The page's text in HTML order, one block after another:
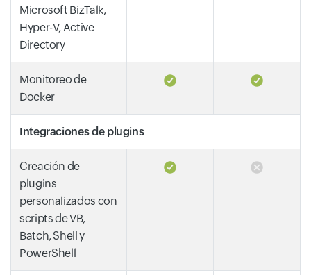
Microsoft BizTalk,
Hyper-V, Active
Directory
Monitoreo de
Docker
Integraciones de plugins
Creación de
plugins
personalizados con
scripts de VB,
Batch, Shell y
PowerShell